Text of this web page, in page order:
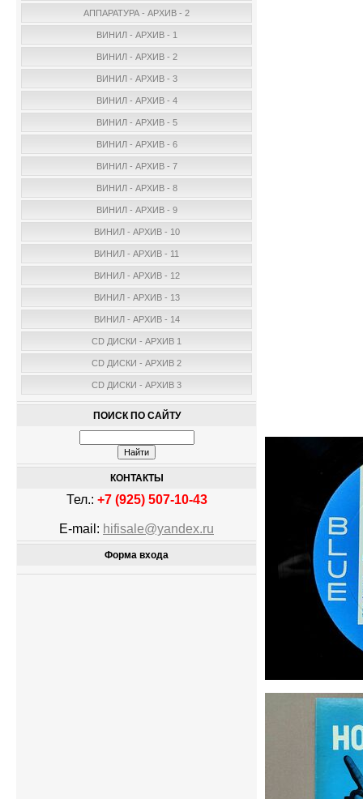
АППАРАТУРА - АРХИВ - 2
ВИНИЛ - АРХИВ - 1
ВИНИЛ - АРХИВ - 2
ВИНИЛ - АРХИВ - 3
ВИНИЛ - АРХИВ - 4
ВИНИЛ - АРХИВ - 5
ВИНИЛ - АРХИВ - 6
ВИНИЛ - АРХИВ - 7
ВИНИЛ - АРХИВ - 8
ВИНИЛ - АРХИВ - 9
ВИНИЛ - АРХИВ - 10
ВИНИЛ - АРХИВ - 11
ВИНИЛ - АРХИВ - 12
ВИНИЛ - АРХИВ - 13
ВИНИЛ - АРХИВ - 14
CD ДИСКИ - АРХИВ 1
CD ДИСКИ - АРХИВ 2
CD ДИСКИ - АРХИВ 3
ПОИСК ПО САЙТУ
КОНТАКТЫ
Тел.: +7 (925) 507-10-43
E-mail: hifisale@yandex.ru
Форма входа